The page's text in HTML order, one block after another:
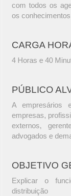
com todos os
os
CARGA
4 Horas e 40
PÚBLICO
A empresários
empresas,
externos,
advogados e
OBJETIVO
Explicar o